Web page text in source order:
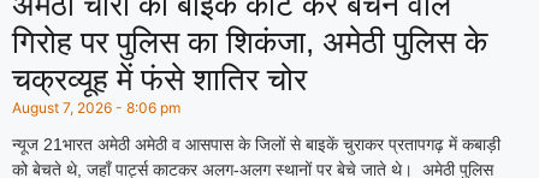
गिरोह पर पुलिस का शिकंजा, अमेठी पुलिस के
चक्रव्यूह में फंसे शातिर चोर
August 7, 2026 8:06 pm
न्यूज 21भारत अमेठी अमेठी व आसपास के जिलों से बाइकें चुराकर प्रतापगढ़ में कबाड़ी
को बेचते थे, जहाँ पार्ट्स काटकर अलग-अलग स्थानों पर बेचे जाते थे। अमेठी पुलिस